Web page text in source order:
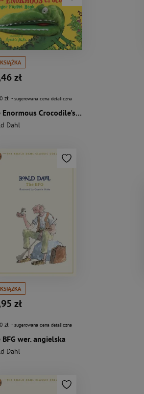
KSIĄŻKA
zł
zł - sugerowana cena detaliczna
The Enormous Crocodile's Finger Puppet Book wer. angielska
Dahl
KSIĄŻKA
zł
zł - sugerowana cena detaliczna
BFG wer. angielska
Dahl